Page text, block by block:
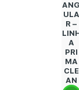
ULA
R –
A
PRI
MA
CLE
AN